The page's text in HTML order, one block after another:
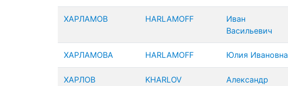
ХАРЛАМОВ HARLAMOFF
Иван
Васильевич
ХАРЛАМОВА HARLAMOFF Юлия Ивановна
ХАРЛОВ KHARLOV
Александр